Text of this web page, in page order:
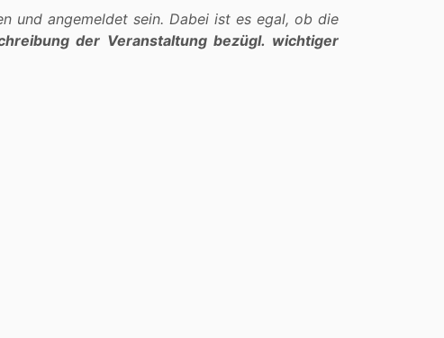
und angemeldet sein. Dabei ist es egal, ob die
der Veranstaltung bezügl. wichtiger